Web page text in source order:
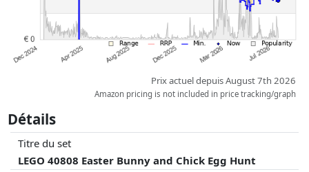
Prix actuel depuis August 7th 2026
Amazon pricing is not included in price tracking/graph
Détails
Titre du set
LEGO 40808 Easter Bunny and Chick Egg Hunt